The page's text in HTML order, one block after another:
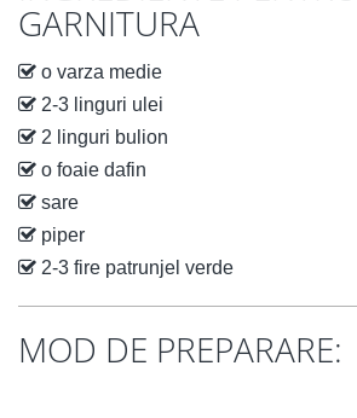
GARNITURA
o varza medie
2-3 linguri ulei
2 linguri bulion
o foaie dafin
sare
piper
2-3 fire patrunjel verde
MOD DE PREPARARE: